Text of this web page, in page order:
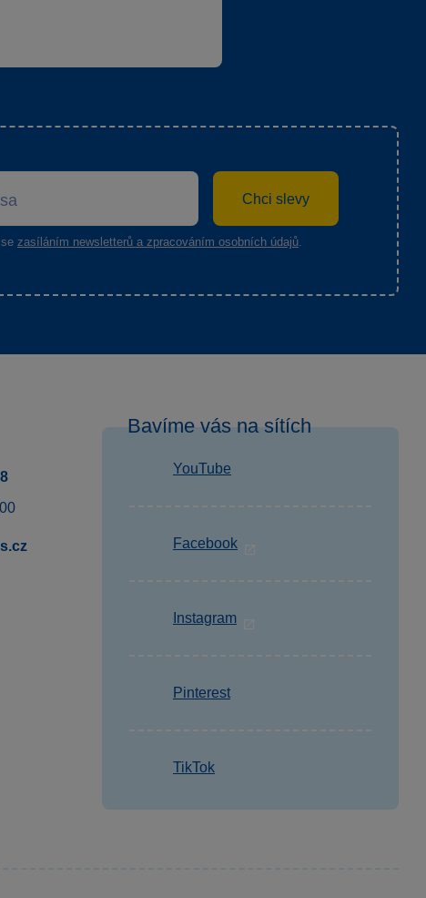
Chci slevy
zasíláním newsletterů a zpracováním osobních údajů
Bavíme vás na sítích
YouTube
Facebook
Instagram
Pinterest
TikTok